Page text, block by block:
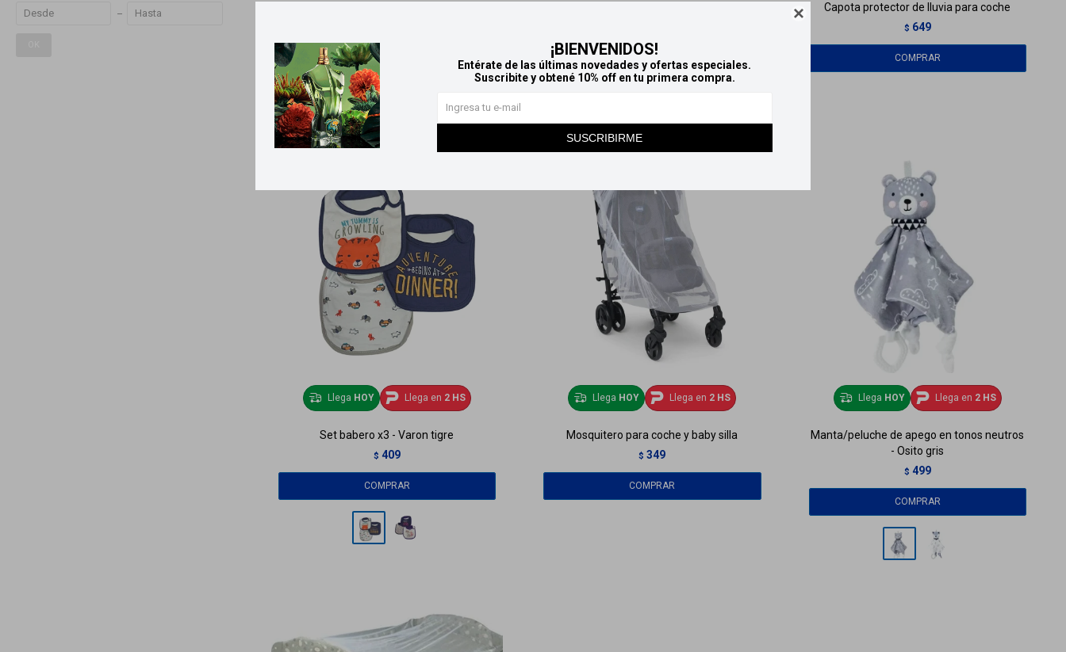

¡BIENVENIDOS!
Entérate de las últimas novedades y ofertas especiales.
Suscribite y obtené 10% off en tu primera compra.
SUSCRIBIRME
$ $ 139
Capota protector de lluvia para coche
$ 649
Llega HOY Llega en 2 HS
Set babero x3 - Varon tigre
$ 409
Llega HOY Llega en 2 HS
Mosquitero para coche y baby silla
$ 349
Llega HOY Llega en 2 HS
Manta/peluche de apego en tonos neutros
- Osito gris
$ 499